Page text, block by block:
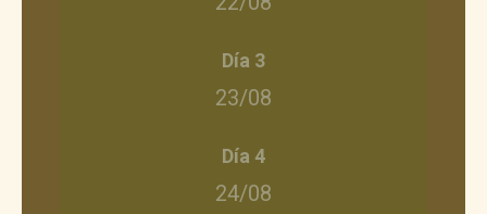
Día 3
23/08
Día 4
24/08